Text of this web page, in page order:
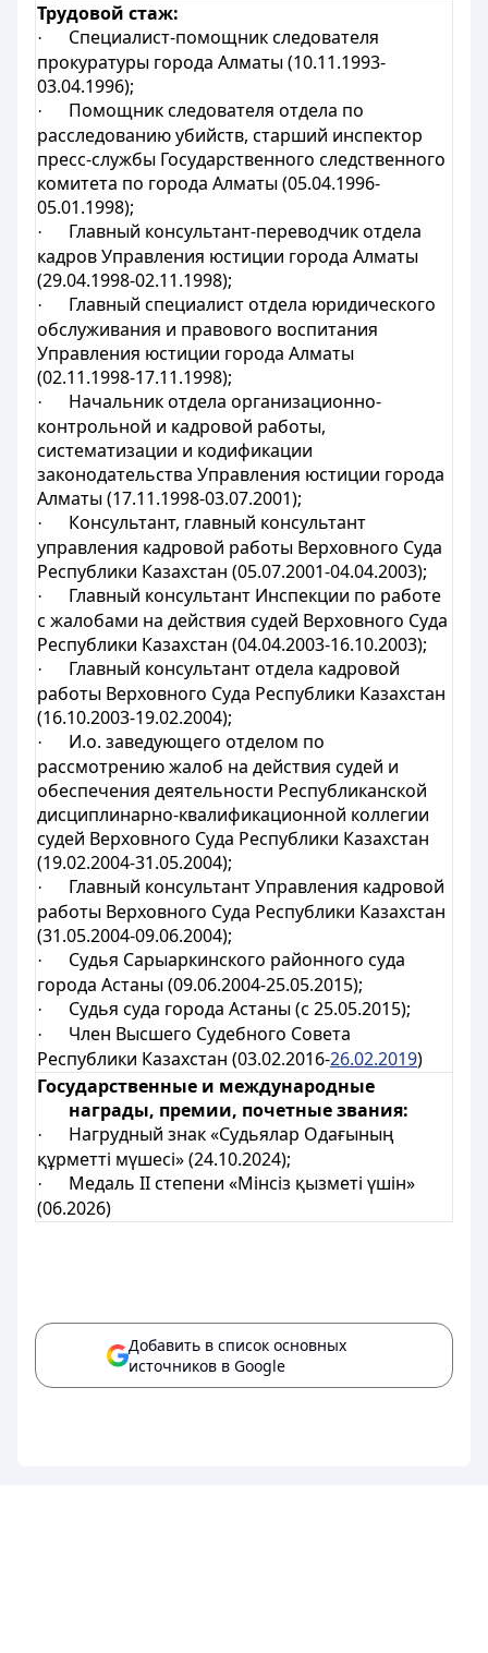
Трудовой стаж:
·
Специалист-помощник следователя
прокуратуры города Алматы (10.11.1993-
03.04.1996);
·
Помощник следователя отдела по
расследованию убийств, старший инспектор
пресс-службы Государственного следственного
комитета по города Алматы (05.04.1996-
05.01.1998);
·
Главный консультант-переводчик отдела
кадров Управления юстиции города Алматы
(29.04.1998-02.11.1998);
·
Главный специалист отдела юридического
обслуживания и правового воспитания
Управления юстиции города Алматы
(02.11.1998-17.11.1998);
·
Начальник отдела организационно-
контрольной и кадровой работы,
систематизации и кодификации
законодательства Управления юстиции города
Алматы (17.11.1998-03.07.2001);
·
Консультант, главный консультант
управления кадровой работы Верховного Суда
Республики Казахстан (05.07.2001-04.04.2003);
·
Главный консультант Инспекции по работе
с жалобами на действия судей Верховного Суда
Республики Казахстан (04.04.2003-16.10.2003);
·
Главный консультант отдела кадровой
работы Верховного Суда Республики Казахстан
(16.10.2003-19.02.2004);
·
И.о. заведующего отделом по
рассмотрению жалоб на действия судей и
обеспечения деятельности Республиканской
дисциплинарно-квалификационной коллегии
судей Верховного Суда Республики Казахстан
(19.02.2004-31.05.2004);
·
Главный консультант Управления кадровой
работы Верховного Суда Республики Казахстан
(31.05.2004-09.06.2004);
·
Судья Сарыаркинского районного суда
города Астаны (09.06.2004-25.05.2015);
· Судья суда города Астаны (с 25.05.2015);
·
Член Высшего Судебного Совета
Республики Казахстан (03.02.2016-26.02.2019)
Государственные и международные
награды, премии, почетные звания:
·
Нагрудный знак «Судьялар Одағының
құрметті мүшесі» (24.10.2024);
·
Медаль II степени «Мінсіз қызметі үшін»
(06.2026)
Добавить в список основных
источников в Google